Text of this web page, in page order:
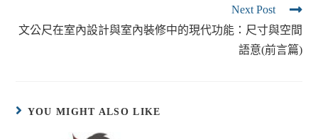
Next Post
文公尺在室內設計與室內裝修中的現代功能：尺寸與空間
語意(前言篇)
YOU MIGHT ALSO LIKE